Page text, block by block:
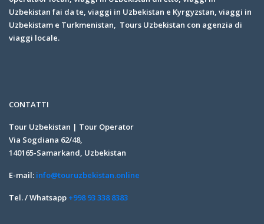
Uzbekistan fai da te, viaggi in Uzbekistan e Kyrgyzstan, viaggi in
Uzbekistam e Turkmenistan, Tours Uzbekistan con agenzia di
viaggi locale.
CONTATTI
Tour Uzbekistan | Tour Operator
Via Sogdiana 62/48,
140165-Samarkand, Uzbekistan
E-mail: info@touruzbekistan.online
Tel. / Whatsapp +998 93 338 8383